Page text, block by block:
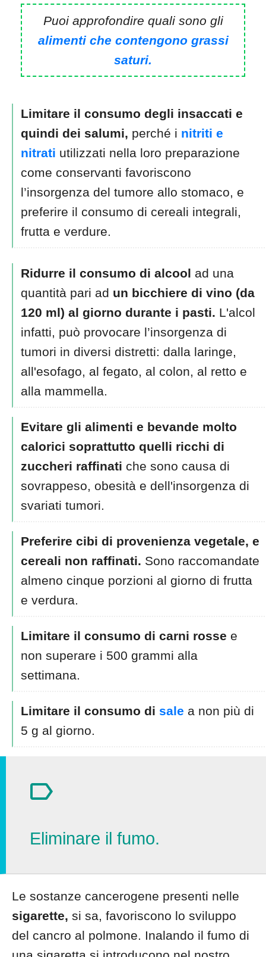
Puoi approfondire quali sono gli
alimenti che contengono grassi
saturi.
Limitare il consumo degli insaccati e
quindi dei salumi, perché i nitriti e
nitrati utilizzati nella loro preparazione
come conservanti favoriscono
l’insorgenza del tumore allo stomaco, e
preferire il consumo di cereali integrali,
frutta e verdure.
Ridurre il consumo di alcool ad una
quantità pari ad un bicchiere di vino (da
120 ml) al giorno durante i pasti. L'alcol
infatti, può provocare l’insorgenza di
tumori in diversi distretti: dalla laringe,
all'esofago, al fegato, al colon, al retto e
alla mammella.
Evitare gli alimenti e bevande molto
calorici soprattutto quelli ricchi di
zuccheri raffinati che sono causa di
sovrappeso, obesità e dell'insorgenza di
svariati tumori.
Preferire cibi di provenienza vegetale, e
cereali non raffinati. Sono raccomandate
almeno cinque porzioni al giorno di frutta
e verdura.
Limitare il consumo di carni rosse e
non superare i 500 grammi alla
settimana.
Limitare il consumo di sale a non più di
5 g al giorno.
Eliminare il fumo.
Le sostanze cancerogene presenti nelle
sigarette, si sa, favoriscono lo sviluppo
del cancro al polmone. Inalando il fumo di